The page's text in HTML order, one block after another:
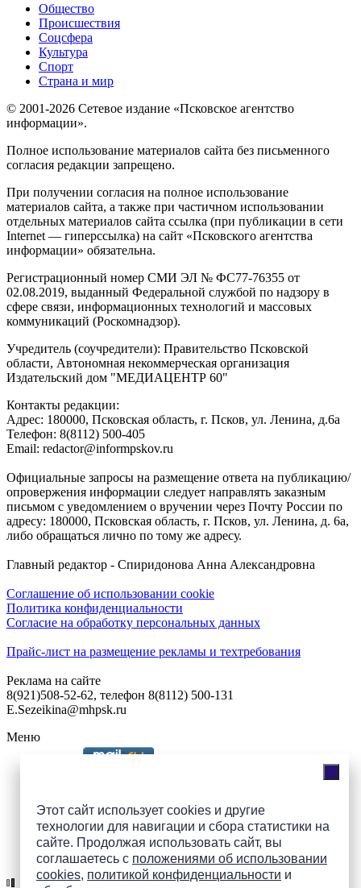
Этот сайт использует cookies и другие
технологии для навигации и сбора статистики на
сайте. Продолжая использовать сайт, вы
соглашаетесь с положениями об использовании
cookies, политикой конфиденциальности и
Общество
Происшествия
Соцсфера
Культура
Спорт
Страна и мир
© 2001-2026 Сетевое издание «Псковское агентство
информации».
Полное использование материалов сайта без письменного
согласия редакции запрещено.
При получении согласия на полное использование
материалов сайта, а также при частичном использовании
отдельных материалов сайта ссылка (при публикации в сети
Internet — гиперссылка) на сайт «Псковского агентства
информации» обязательна.
Регистрационный номер СМИ ЭЛ № ФС77-76355 от
02.08.2019, выданный Федеральной службой по надзору в
сфере связи, информационных технологий и массовых
коммуникаций (Роскомнадзор).
Учредитель (соучредители): Правительство Псковской
области, Автономная некоммерческая организация
Издательский дом "МЕДИАЦЕНТР 60"
Контакты редакции:
Адреc: 180000, Псковская область, г. Псков, ул. Ленина, д.6а
Телефон: 8(8112) 500-405
Email: redactor@informpskov.ru
Официальные запросы на размещение ответа на публикацию/
опровержения информации следует направлять заказным
письмом с уведомлением о вручении через Почту России по
адресу: 180000, Псковская область, г. Псков, ул. Ленина, д. 6а,
либо обращаться лично по тому же адресу.
Главный редактор - Спиридонова Анна Александровна
Соглашение об использовании cookie
Политика конфиденциальности
Согласие на обработку персональных данных
Прайс-лист на размещение рекламы и техтребования
Реклама на сайте
8(921)508-52-62, телефон 8(8112) 500-131
E.Sezeikina@mhpsk.ru
Меню
Подпишись на группы
ПАИ в соцсетях!